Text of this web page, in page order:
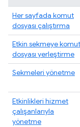
Her sayfada komut
dosyası çalıştırma
Etkin sekmeye komut
dosyası yerleştirme
Sekmeleri yönetme
Etkinlikleri hizmet
çalışanlarıyla
yönetme